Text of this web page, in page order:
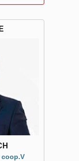
coop.V